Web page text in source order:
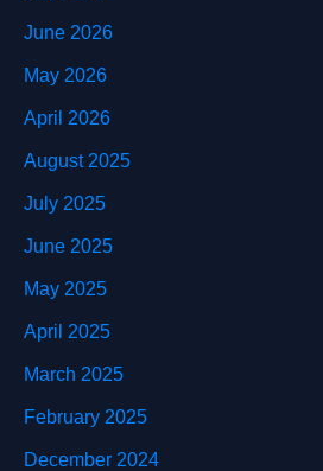
June 2026
May 2026
April 2026
August 2025
July 2025
June 2025
May 2025
April 2025
March 2025
February 2025
December 2024